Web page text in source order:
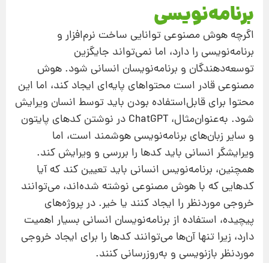
برنامه‌نویسی
اگرچه هوش مصنوعی توانایی ساخت نرم‌افزار و
برنامه‌نویسی را دارد، اما نمی‌تواند جایگزین
توسعه‌دهندگان و برنامه‌نویسان انسانی شود. هوش
مصنوعی قادر است محتواهای پایه‌ای ایجاد کند، اما این
محتوا برای قابل‌استفاده بودن باید توسط انسان ویرایش
شود. به‌عنوان‌مثال، ChatGPT در نوشتن کدهای پایتون
و سایر زبان‌های برنامه‌نویسی هوشمند است، اما
ویرایشگر انسانی باید کدها را بررسی و ویرایش کند.
همچنین، برنامه‌نویس انسانی باید تعیین کند که آیا
کدهایی که با هوش مصنوعی نوشته شده‌اند، می‌توانند
خروجی موردنظر را ایجاد کنند یا خیر. در پروژه‌های
پیچیده، استفاده از برنامه‌نویسان انسانی بسیار اهمیت
دارد، زیرا تنها آن‌ها می‌توانند کدها را برای ایجاد خروجی
موردنظر بازنویسی و به‌روزرسانی کنند.